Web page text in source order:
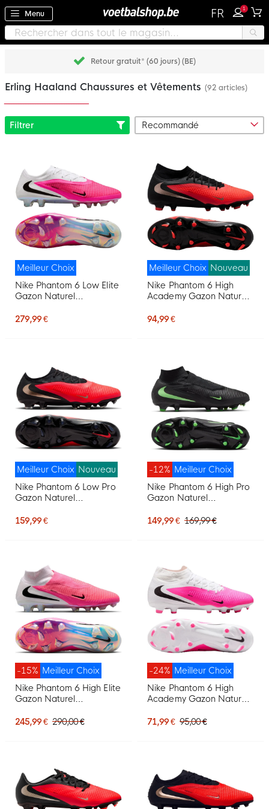
Menu FR 1
Retour gratuit* (60 jours) (BE)
Erling Haaland Chaussures et Vêtements (92 articles)
Filtrer
Meilleur Choix
Nike Phantom 6 Low Elite
Gazon Naturel
Blanc Rose Vif Noir
279,99 €
Meilleur Choix Nouveau
Nike Phantom 6 High
Academy Gazon Naturel
Foot (MG) Noir Rouge Vif
94,99 €
Meilleur Choix Nouveau
Nike Phantom 6 Low Pro
Gazon Naturel
Noir Rouge Vif Doré
159,99 €
Meilleur Choix
-12%
Nike Phantom 6 High Pro
Gazon Naturel
Noir Vert Vif
149,99 € 169,99 €
Meilleur Choix
-15%
Nike Phantom 6 High Elite
Gazon Naturel
Blanc Rose Vif Noir
245,99 € 290,00 €
Meilleur Choix
-24%
Nike Phantom 6 High
Academy Gazon Naturel
Foot (MG) Blanc Rose Vif
71,99 € 95,00 €